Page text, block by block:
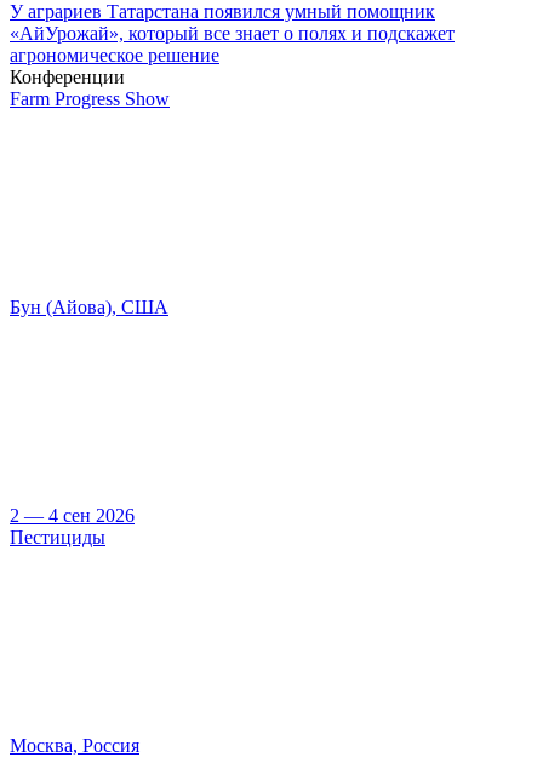
У аграриев Татарстана появился умный помощник
«АйУрожай», который все знает о полях и подскажет
агрономическое решение
Конференции
Farm Progress Show
Бун (Айова), США
2 — 4 сен 2026
Пестициды
Москва, Россия